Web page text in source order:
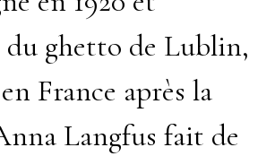
du ghetto de Lublin,
France après la
Langfus fait de